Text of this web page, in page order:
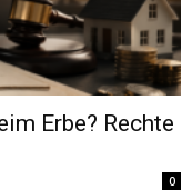
Erbe? Rechte
0